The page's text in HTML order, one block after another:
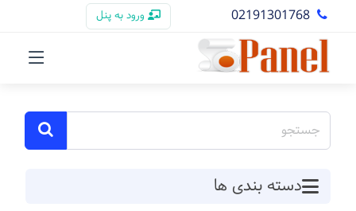
02191301768 ورود به پنل
دسته بندی ها